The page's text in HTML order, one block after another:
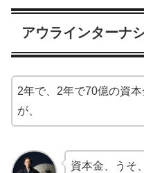
アウラインターナ
2年で、2年で70億の資
が、
資本金、うそ